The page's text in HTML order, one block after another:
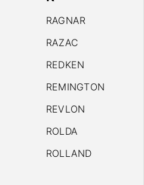
RAGNAR
RAZAC
REDKEN
REMINGTON
REVLON
ROLDA
ROLLAND